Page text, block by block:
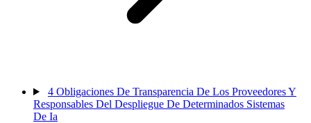
4 Obligaciones De Transparencia De Los Proveedores Y
Responsables Del Despliegue De Determinados Sistemas
De Ia